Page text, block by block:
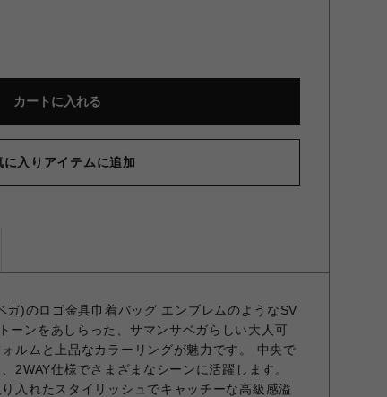
カートに入れる
に入りアイテムに追加
)のロゴ金具巾着バッグ エンブレムのようなSV
ーンをあしらった、サマンサベガらしい大人可
ルムと上品なカラーリングが魅力です。 中央で
2WAY仕様でさまざまなシーンに活躍します。
入れたスタイリッシュでキャッチーな高級感溢